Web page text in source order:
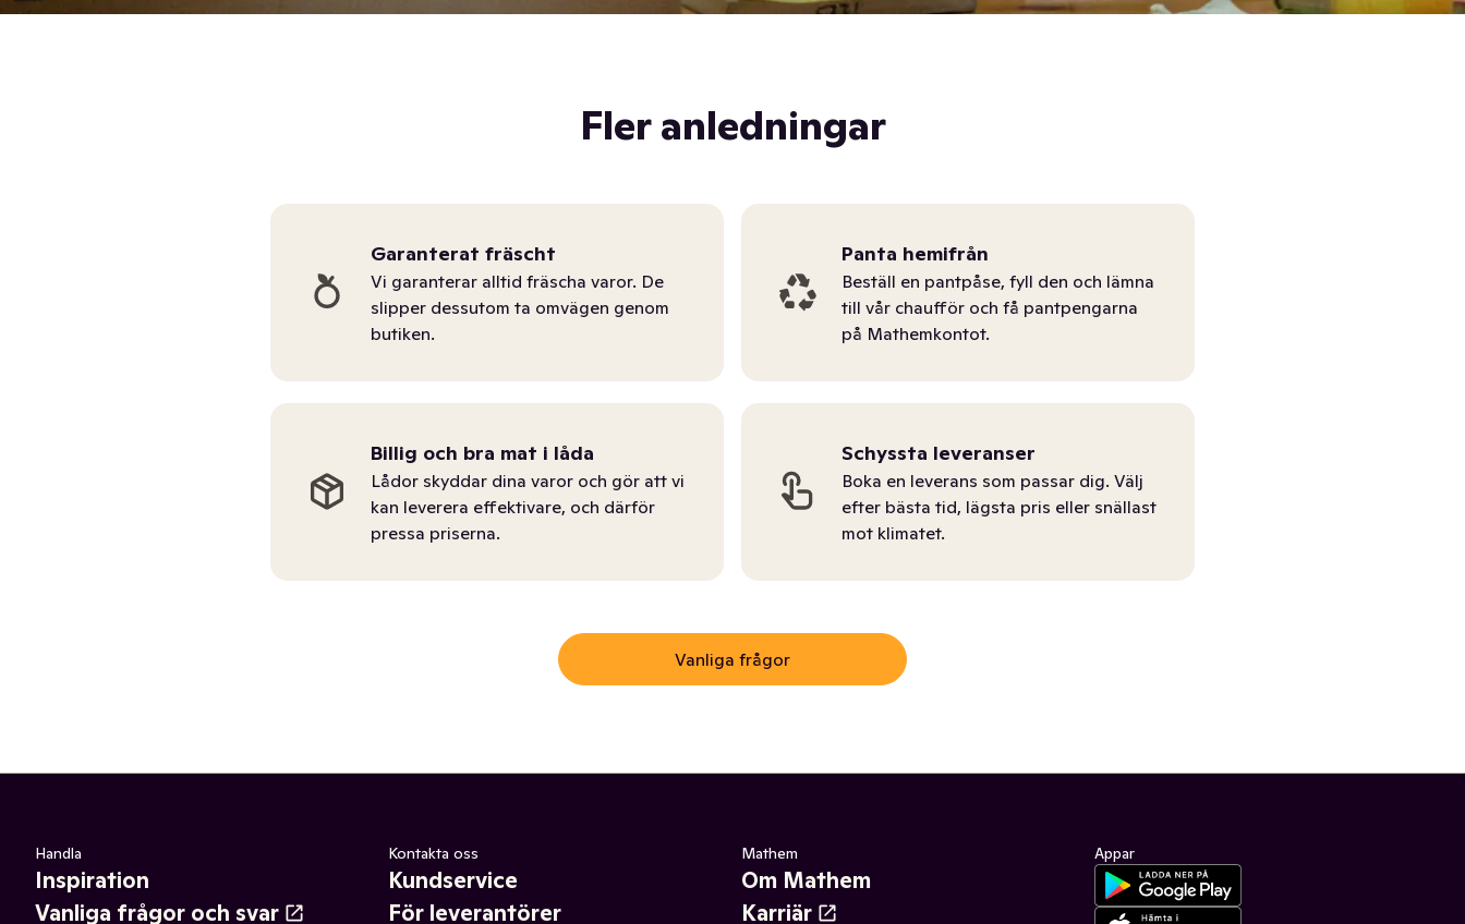
Fler anledningar
Garanterat fräscht
Vi garanterar alltid fräscha varor. De
slipper dessutom ta omvägen genom
butiken.
Panta hemifrån
Beställ en pantpåse, fyll den och lämna
till vår chaufför och få pantpengarna
på Mathemkontot.
Billig och bra mat i låda
Lådor skyddar dina varor och gör att vi
kan leverera effektivare, och därför
pressa priserna.
Schyssta leveranser
Boka en leverans som passar dig. Välj
efter bästa tid, lägsta pris eller snällast
mot klimatet.
Vanliga frågor
Handla
Inspiration
Vanliga frågor och svar
Kontakta oss
Kundservice
För leverantörer
Mathem
Om Mathem
Karriär
Appar